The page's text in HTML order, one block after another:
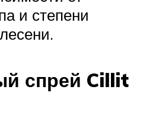
и степени
спрей Cillit